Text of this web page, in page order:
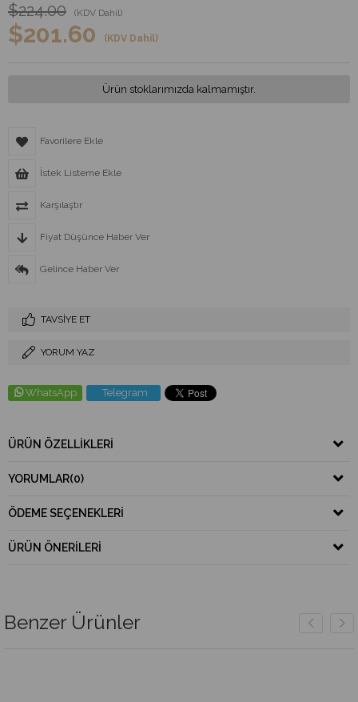
$224.00 (KDV Dahil)
$201.60 (KDV Dahil)
Ürün stoklarımızda kalmamıştır.
Favorilere Ekle
İstek Listeme Ekle
Karşılaştır
Fiyat Düşünce Haber Ver
Gelince Haber Ver
TAVSIYE ET
YORUM YAZ
WhatsApp Telegram
ÜRÜN ÖZELLIKLERI
YORUMLAR(0)
ÖDEME SEÇENEKLERI
ÜRÜN ÖNERILERI
Benzer Ürünler